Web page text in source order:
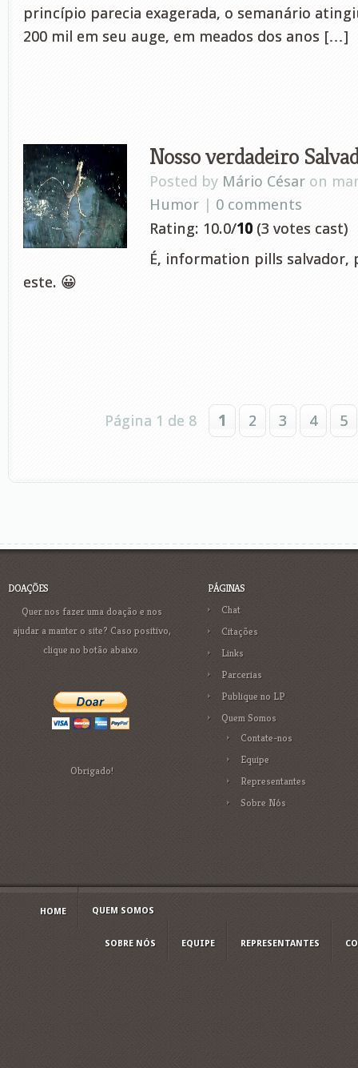
princípio parecia exagerada, o semanário
200 mil em seu auge, em meados dos anos […]
Nosso verdadeiro
Posted by Mário César on
Humor | 0 comments
Rating: 10.0/10 (3 votes cast)
É, information pills salvador,
este. 😀
Página 1 de 8 1 2 3 4 5
DOAÇÕES
Quer nos fazer uma doação e nos
ajudar a manter o site? Caso positivo,
clique no botão abaixo.
Obrigado!
PÁGINAS
Chat
Citações
Links
Parcerias
Publique no LP
Quem Somos
Contate-nos
Equipe
Representantes
Sobre Nós
HOME QUEM SOMOS
SOBRE NÓS EQUIPE REPRESENTANTES